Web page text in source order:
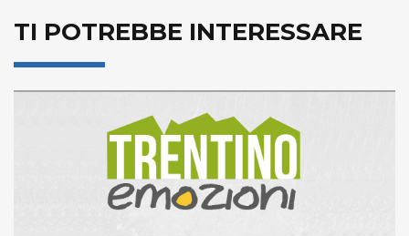
TI POTREBBE INTERESSARE